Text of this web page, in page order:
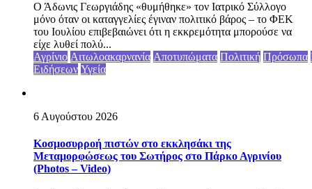
Ο Άδωνις Γεωργιάδης «θυμήθηκε» τον Ιατρικό Σύλλογο
μόνο όταν οι καταγγελίες έγιναν πολιτικό βάρος – το ΦΕΚ
του Ιουλίου επιβεβαιώνει ότι η εκκρεμότητα μπορούσε να
είχε λυθεί πολύ...
Αγρίνιο Αιτωλοακαρνανία Αποτυπώματα Πολιτική Πρόσωπα
Ειδήσεων Υγεία
6 Αυγούστου 2026
Κοσμοσυρροή πιστών στο εκκλησάκι της
Μεταμορφώσεως του Σωτήρος στο Πάρκο Αγρινίου
(Photos – Video)